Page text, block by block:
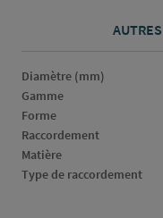
Diamètre (mm)
Gamme
Forme
Raccordement
Matière
Type de raccordement